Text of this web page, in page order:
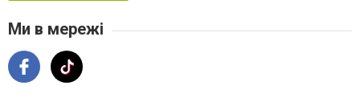
Ми в мережі